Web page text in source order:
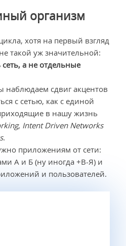
организм
хотя на первый взгляд
такой уж значительной:
а не отдельные
наблюдаем сдвиг акцентов
с сетью, как с единой
в нашу жизнь
, Intent Driven Networks
.
приложениям от сети:
А и Б (ну иногда +В-Я) и
и пользователей.